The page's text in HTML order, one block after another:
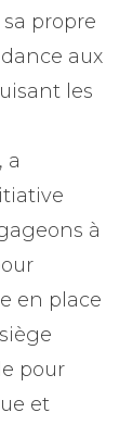
propre
aux
les
a
à
en place
pour
et